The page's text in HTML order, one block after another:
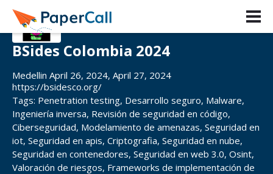
BSides Colombia 2024
Medellin April 26, 2024, April 27, 2024
https://bsidesco.org/
Tags: Penetration testing, Desarrollo seguro, Malware,
Ingeniería inversa, Revisión de seguridad en código,
Ciberseguridad, Modelamiento de amenazas, Seguridad en
iot, Seguridad en apis, Criptografia, Seguridad en nube,
Seguridad en contenedores, Seguridad en web 3.0, Osint,
Valoración de riesgos, Frameworks de implementación de